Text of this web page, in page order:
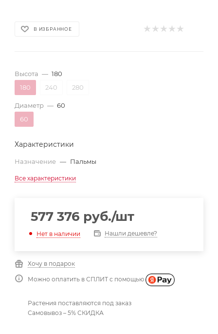
В ИЗБРАННОЕ
Высота — 180
180
240 280
Диаметр — 60
60
Характеристики
Назначение — Пальмы
Все характеристики
577 376 руб./шт
Нет в наличии Нашли дешевле?
Хочу в подарок
Можно оплатить в СПЛИТ с помощью
Растения поставляются под заказ
Самовывоз – 5% СКИДКА